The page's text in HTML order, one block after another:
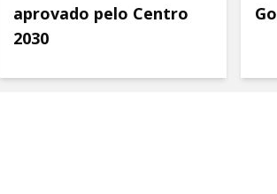
aprovado pelo Centro
2030